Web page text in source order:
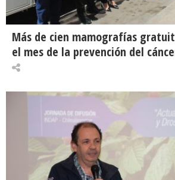
Más de cien mamografías
el mes de la prevención del